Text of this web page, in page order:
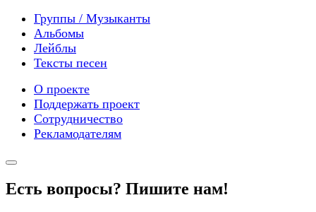
Группы / Музыканты
Альбомы
Лейблы
Тексты песен
О проекте
Поддержать проект
Сотрудничество
Рекламодателям
Есть вопросы? Пишите нам!